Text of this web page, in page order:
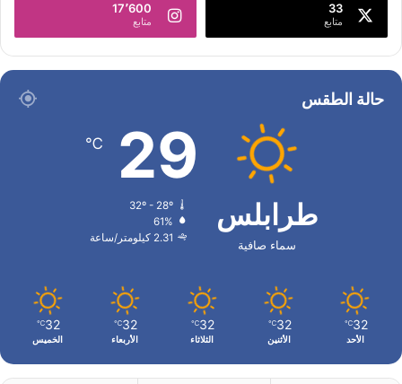
33
متابع
17٬600
متابع
حالة الطقس
طرابلس
سماء صافية
29
℃
32º - 28º
61%
2.31 كيلومتر/ساعة
32
℃
الأحد
32
℃
الأثنين
32
℃
الثلاثاء
32
℃
الأربعاء
32
℃
الخميس